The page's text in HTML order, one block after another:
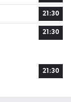
21:30
21:30
21:30